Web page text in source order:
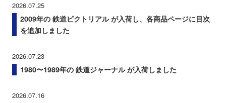
2026.07.25
2009年の 鉄道ピクトリアル が入荷し、各商品ページに目次
を追加しました
2026.07.23
1980〜1989年の 鉄道ジャーナル が入荷しました
2026.07.16